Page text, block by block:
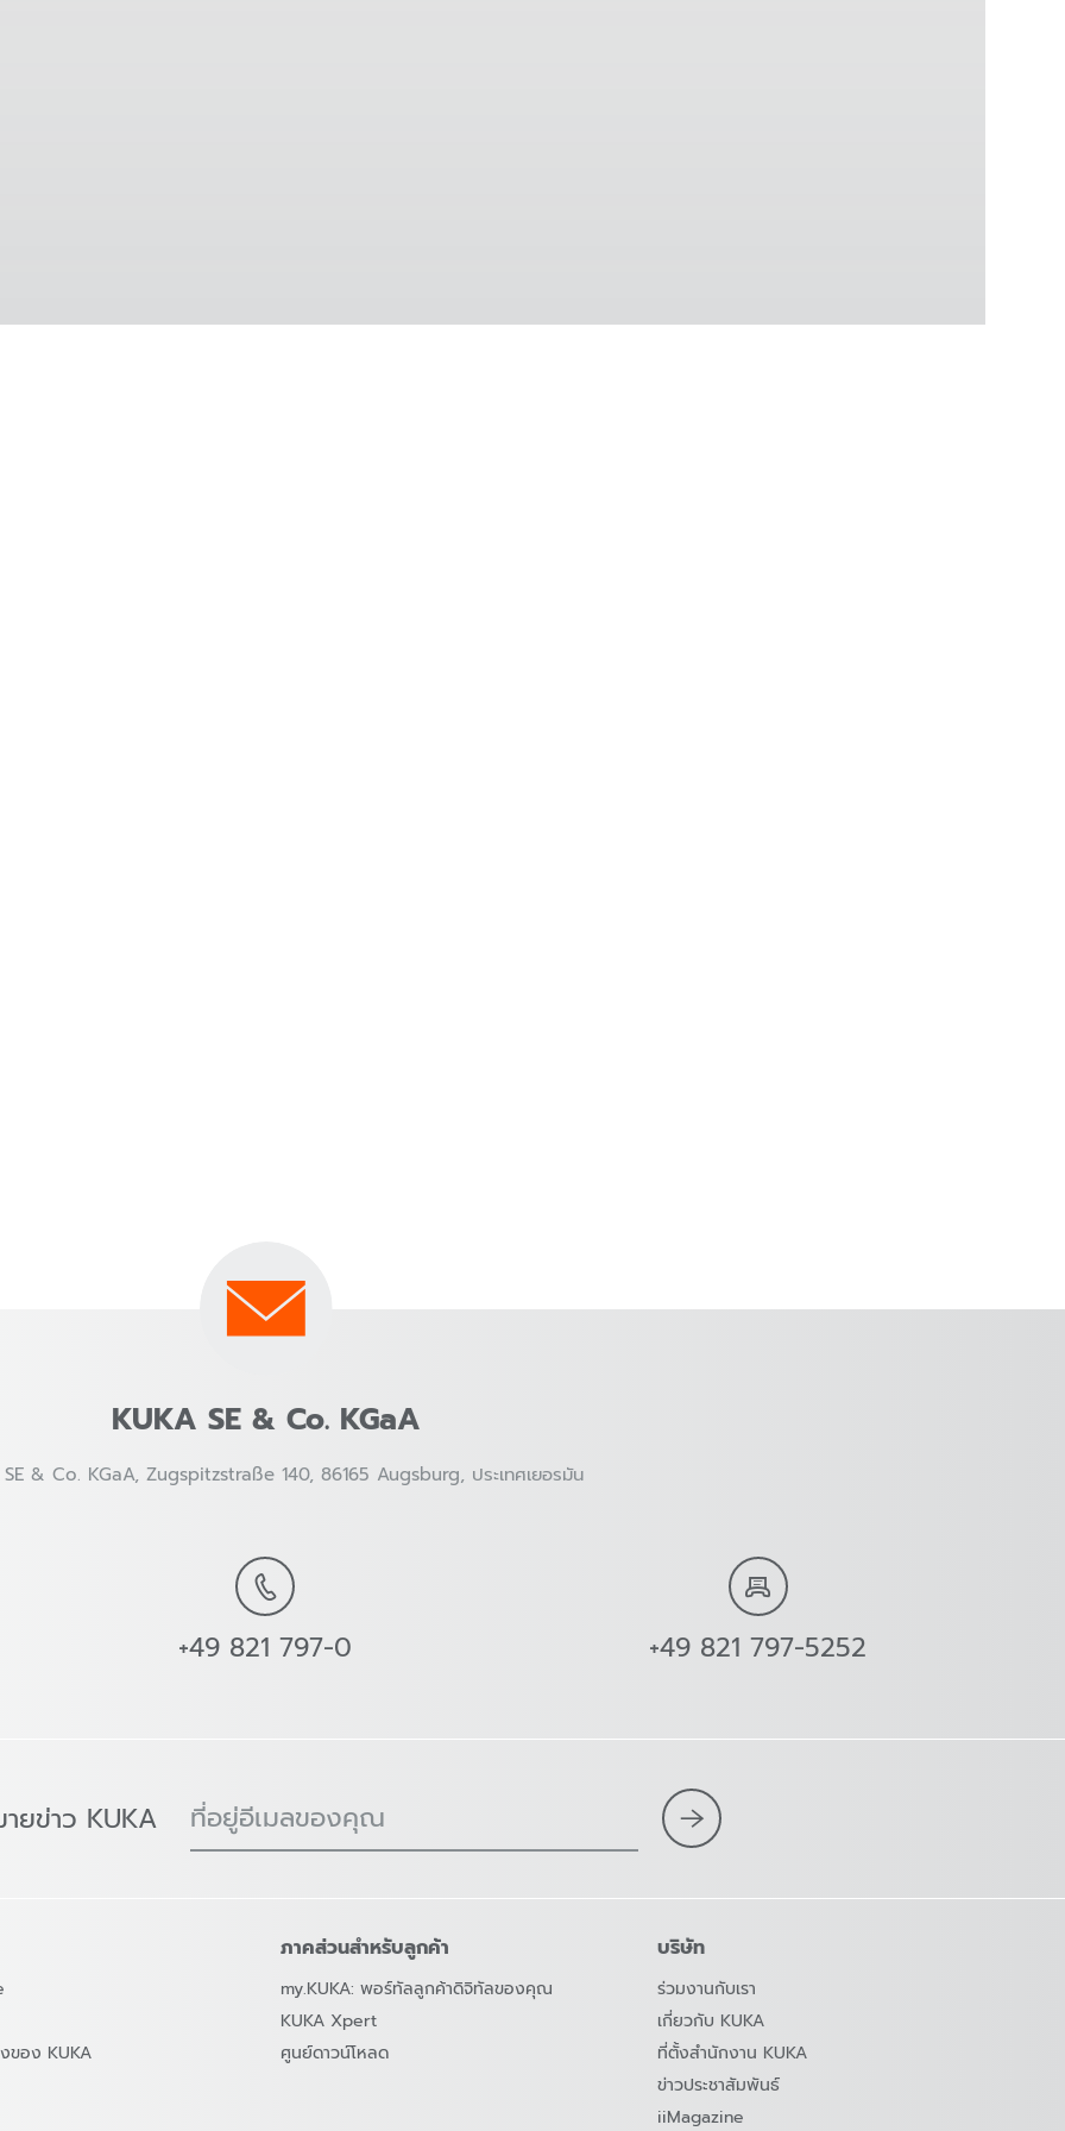
KUKA SE & Co. KGaA
& Co. KGaA, Zugspitzstraße 140, 86165 Augsburg, ประเทศเยอรมัน
+49 821 797-0 +49 821 797-5252
ยข่าว KUKA ที่อยู่อีเมลของคุณ
อง KUKA
ภาคส่วนสำหรับลูกค้า
my.KUKA: พอร์ทัลลูกค้าดิจิทัลของคุณ
KUKA Xpert
ศูนย์ดาวน์โหลด
บริษัท
ร่วมงานกับเรา
เกี่ยวกับ KUKA
ที่ตั้งสำนักงาน KUKA
ข่าวประชาสัมพันธ์
iiMagazine